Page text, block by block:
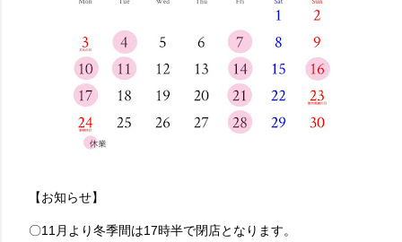
【お知らせ】
〇11月より冬季間は17時半で閉店となります。